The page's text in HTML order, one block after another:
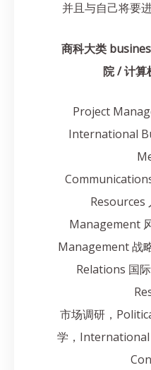
并且与自己将要
商科大类
院 / 计算
Project
International
Resources
Management
Management 战
Relations 国
市场调研，
学，International